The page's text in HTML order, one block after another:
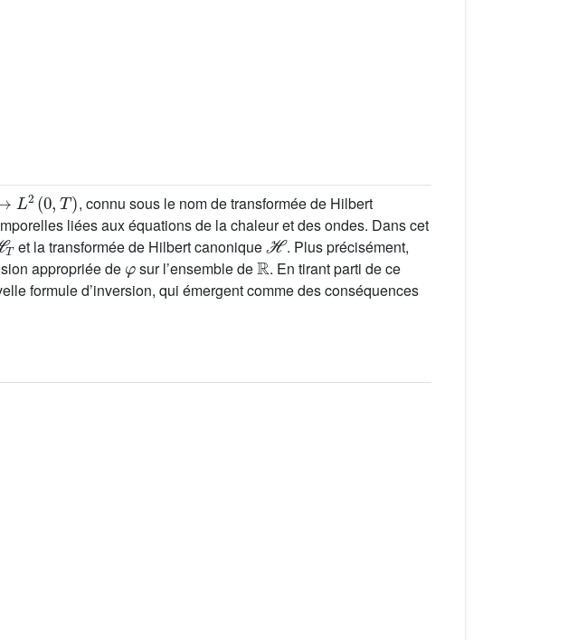
2(0,T)
, connu sous le nom de transformée de Hilbert
liées aux équations de la chaleur et des ondes. Dans cet
T
et la transformée de Hilbert canonique
ℋ
. Plus précisément,
appropriée de
φ
sur l’ensemble de
ℝ
. En tirant parti de ce
formule d’inversion, qui émergent comme des conséquences